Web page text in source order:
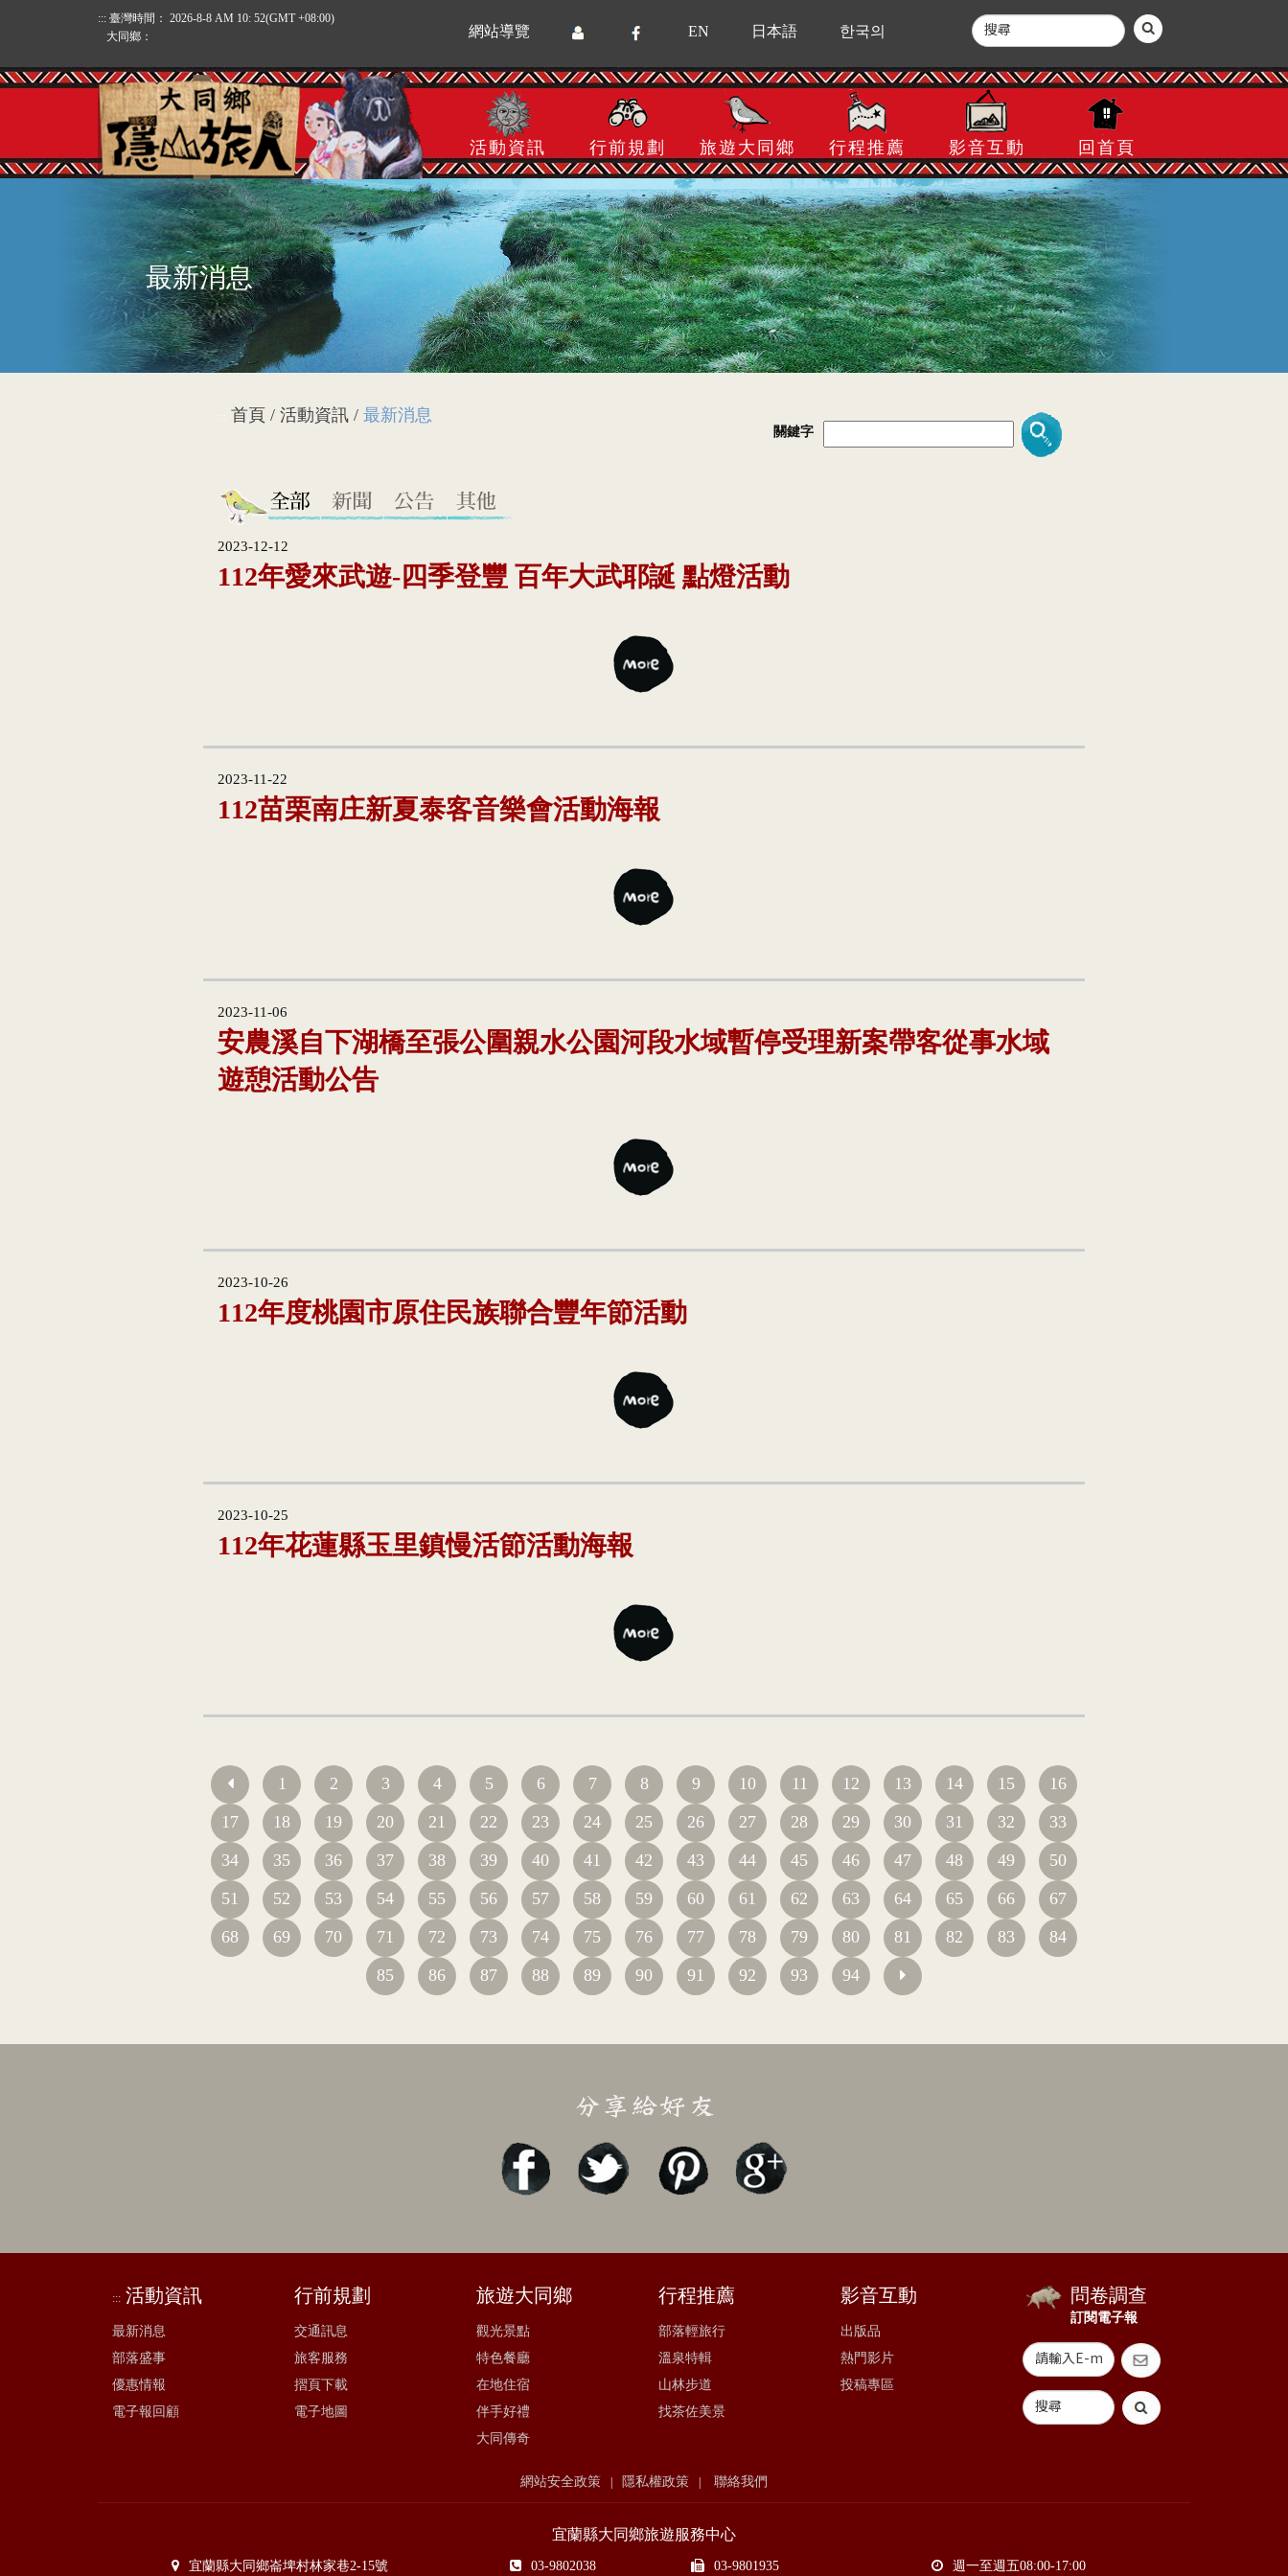
::: 臺灣時間： 2026-8-8 AM 10: 52(GMT +08:00)
大同鄉：
網站導覽 EN 日本語 한국의
活動資訊 行前規劃 旅遊大同鄉 行程推薦 影音互動 回首頁
最新消息
首頁 / 活動資訊 / 最新消息
關鍵字
2023-12-12
112年愛來武遊-四季登豐 百年大武耶誕 點燈活動
2023-11-22
112苗栗南庄新夏泰客音樂會活動海報
2023-11-06
安農溪自下湖橋至張公圍親水公園河段水域暫停受理新案帶客從事水域
遊憩活動公告
2023-10-26
112年度桃園市原住民族聯合豐年節活動
2023-10-25
112年花蓮縣玉里鎮慢活節活動海報
1 2 3 4 5 6 7 8 9 10 11 12 13 14 15
16
17
18 19 20 21 22 23 24 25 26 27 28 29 30 31 32
33
34
35 36 37 38 39 40 41 42 43 44 45 46 47 48 49
50
51
52 53 54 55 56 57 58 59 60 61 62 63 64 65 66
67
68
69 70 71 72 73 74 75 76 77 78 79 80 81 82 83
84
85
86 87 88 89 90 91 92 93 94
::: 活動資訊
最新消息
部落盛事
優惠情報
電子報回顧
行前規劃
交通訊息
旅客服務
摺頁下載
電子地圖
旅遊大同鄉
觀光景點
特色餐廳
在地住宿
伴手好禮
大同傳奇
行程推薦
部落輕旅行
溫泉特輯
山林步道
找茶佐美景
影音互動
出版品
熱門影片
投稿專區
問卷調查
訂閱電子報
網站安全政策 | 隱私權政策 | 聯絡我們
宜蘭縣大同鄉旅遊服務中心
宜蘭縣大同鄉崙埤村林家巷2-15號 03-9802038 03-9801935 週一至週五08:00-17:00